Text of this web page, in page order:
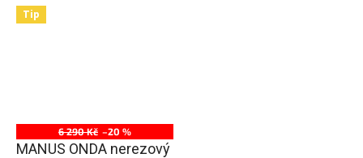
Tip
6 290 Kč –20 %
MANUS ONDA nerezový